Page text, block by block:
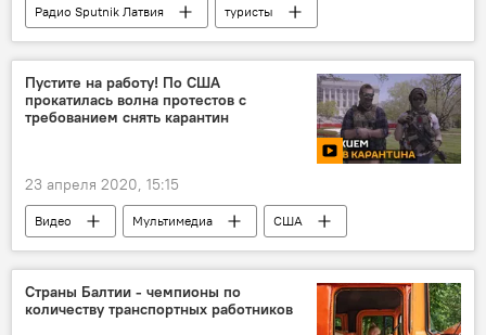
Радио Sputnik Латвия
туристы
Латвия
экономический кризис
Туризм в Латвии
коронавирус
Пустите на работу! По США
прокатилась волна протестов с
требованием снять карантин
23 апреля 2020, 15:15
Видео Мультимедиа
США
карантин
коронавирус
Страны Балтии - чемпионы по
количеству транспортных работников